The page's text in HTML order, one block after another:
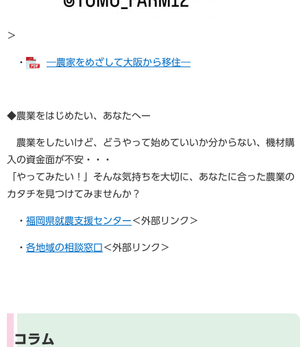
＞
・ ―農家をめざして大阪から移住―
◆農業をはじめたい、あなたへー
農業をしたいけど、どうやって始めていいか分からない、機材購
入の資金面が不安・・・
「やってみたい！」そんな気持ちを大切に、あなたに合った農業の
カタチを見つけてみませんか？
・ 福岡県就農支援センター ＜外部リンク＞
・ 各地域の相談窓口 ＜外部リンク＞
コラム